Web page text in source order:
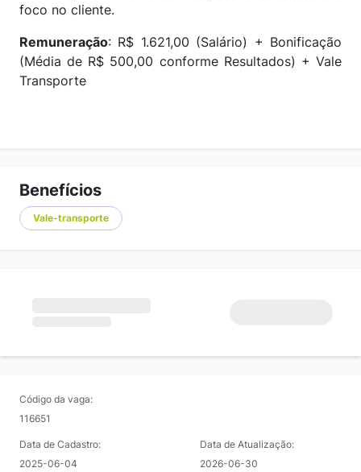
foco no cliente.
Remuneração: R$ 1.621,00 (Salário) + Bonificação
(Média de R$ 500,00 conforme Resultados) + Vale
Transporte
Benefícios
Vale-transporte
Código da vaga:
116651
Data de Cadastro:
2025-06-04
Data de Atualização:
2026-06-30